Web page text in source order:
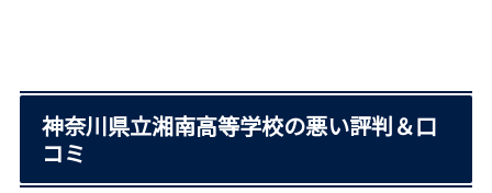
神奈川県立湘南高等学校の悪い評判＆口
コミ